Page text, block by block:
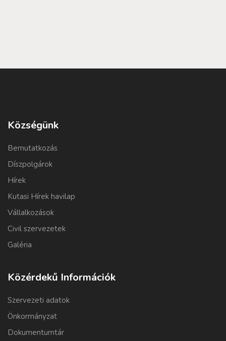
Községünk
Bemutatkozás
Díszpolgárok
Hírek
Kutasi Hírek havilap
Vállalkozások
Civil szervezetek
Galéria
Közérdekű Információk
Szervezeti adatok
Önkormányzat
Dokumentumtár